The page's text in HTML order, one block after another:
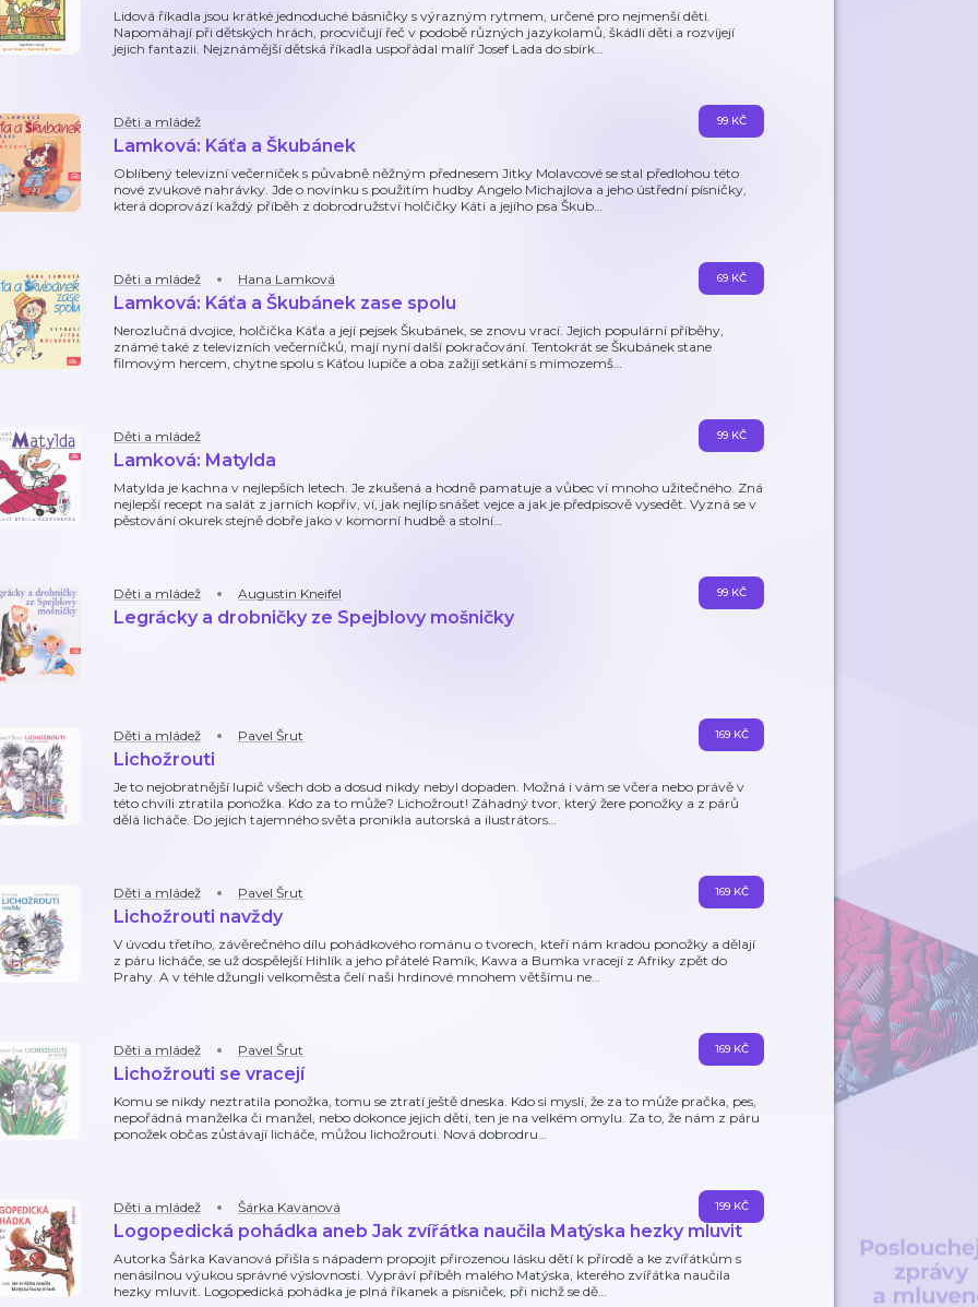
Lidová říkadla jsou krátké jednoduché básničky s výrazným rytmem, určené pro nejmenší děti.
Napomáhají při dětských hrách, procvičují řeč v podobě různých jazykolamů, škádlí děti a rozvíjejí
jejich fantazii. Nejznámější dětská říkadla uspořádal malíř Josef Lada do sbírk…
Děti a mládež
Lamková: Káťa a Škubánek
Oblíbený televizní večerníček s půvabně něžným přednesem Jitky Molavcové se stal předlohou této
nové zvukové nahrávky. Jde o novinku s použitím hudby Angelo Michajlova a jeho ústřední písničky,
která doprovází každý příběh z dobrodružství holčičky Káti a jejího psa Škub…
99 KČ
Děti a mládež Hana Lamková
Lamková: Káťa a Škubánek zase spolu
Nerozlučná dvojice, holčička Káťa a její pejsek Škubánek, se znovu vrací. Jejich populární příběhy,
známé také z televizních večerníčků, mají nyní další pokračování. Tentokrát se Škubánek stane
filmovým hercem, chytne spolu s Káťou lupiče a oba zažijí setkání s mimozemš…
69 KČ
Děti a mládež
Lamková: Matylda
Matylda je kachna v nejlepších letech. Je zkušená a hodně pamatuje a vůbec ví mnoho užitečného. Zná
nejlepší recept na salát z jarních kopřiv, ví, jak nejlíp snášet vejce a jak je předpisově vysedět. Vyzná se v
pěstování okurek stejně dobře jako v komorní hudbě a stolní…
99 KČ
Děti a mládež Augustin Kneifel
Legrácky a drobničky ze Spejblovy mošničky
99 KČ
Děti a mládež Pavel Šrut
Lichožrouti
Je to nejobratnější lupič všech dob a dosud nikdy nebyl dopaden. Možná i vám se včera nebo právě v
této chvíli ztratila ponožka. Kdo za to může? Lichožrout! Záhadný tvor, který žere ponožky a z párů
dělá licháče. Do jejich tajemného světa pronikla autorská a ilustrátors…
169 KČ
Děti a mládež Pavel Šrut
Lichožrouti navždy
V úvodu třetího, závěrečného dílu pohádkového románu o tvorech, kteří nám kradou ponožky a dělají
z páru licháče, se už dospělejší Hihlík a jeho přátelé Ramík, Kawa a Bumka vracejí z Afriky zpět do
Prahy. A v téhle džungli velkoměsta čelí naši hrdinové mnohem většímu ne…
169 KČ
Děti a mládež Pavel Šrut
Lichožrouti se vracejí
Komu se nikdy neztratila ponožka, tomu se ztratí ještě dneska. Kdo si myslí, že za to může pračka, pes,
nepořádná manželka či manžel, nebo dokonce jejich děti, ten je na velkém omylu. Za to, že nám z páru
ponožek občas zůstávají licháče, můžou lichožrouti. Nová dobrodru…
169 KČ
Děti a mládež Šárka Kavanová
Logopedická pohádka aneb Jak zvířátka naučila Matýska hezky mluvit
Autorka Šárka Kavanová přišla s nápadem propojit přirozenou lásku dětí k přírodě a ke zvířátkům s
nenásilnou výukou správné výslovnosti. Vypráví příběh malého Matýska, kterého zvířátka naučila
hezky mluvit. Logopedická pohádka je plná říkanek a písniček, při nichž se dě…
199 KČ